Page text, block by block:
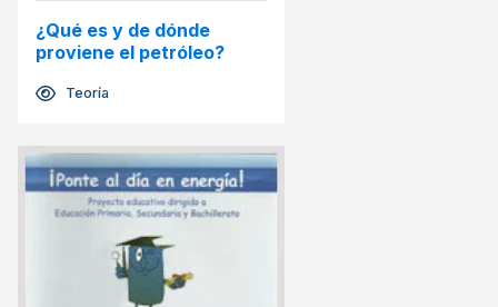
¿Qué es y de dónde
proviene el petróleo?
Teoría